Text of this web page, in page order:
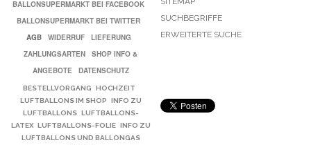
BALLONSUPERMARKT BEI FACEBOOK
BALLONSUPERMARKT BEI TWITTER
AGB
WIDERRUF
LIEFERUNG
ZAHLUNGSARTEN
SHOP INFO &
ANGEBOTE
DATENSCHUTZ
BESTELLVORGANG
HOCHZEIT
LUFTBALLONS IM SHOP
INFO ZU
LUFTBALLONS LUFTBALLONS-
LATEX LUFTBALLONS-FOLIE INFO ZU
LUFTBALLONS UND BALLONGAS
SUCHBEGRIFFE
ERWEITERTE SUCHE